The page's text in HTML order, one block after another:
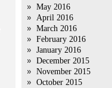
May 2016
April 2016
March 2016
February 2016
January 2016
December 2015
November 2015
October 2015